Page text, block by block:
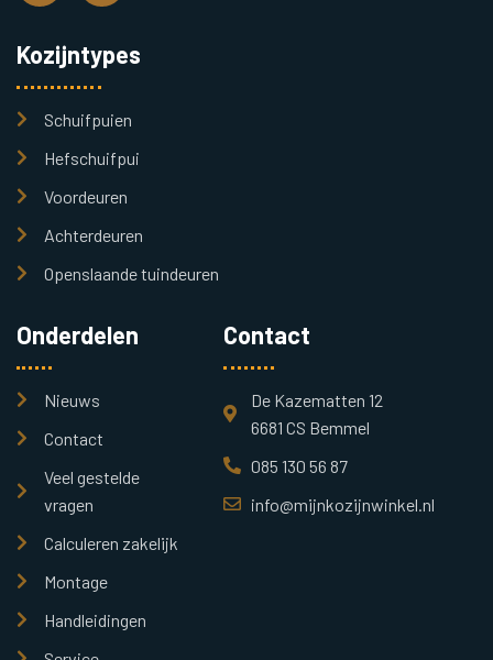
Kozijntypes
Schuifpuien
Hefschuifpui
Voordeuren
Achterdeuren
Openslaande tuindeuren
Onderdelen
Nieuws
Contact
Veel gestelde
vragen
Calculeren zakelijk
Montage
Handleidingen
Contact
De Kazematten 12
6681 CS Bemmel
085 130 56 87
info@mijnkozijnwinkel.nl